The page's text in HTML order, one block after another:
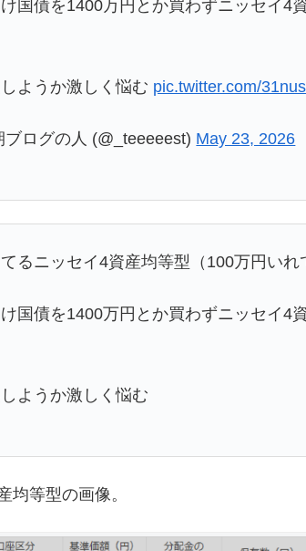
国債を1400万円とか買わずニッセイ4
ようか激しく悩む pic.twitter.com/
ログの人 (@_teeeeest) May 23, 2026
るニッセイ4資産均等型（100万円いれ
国債を1400万円とか買わずニッセイ4
ようか激しく悩む
均等型の画像。